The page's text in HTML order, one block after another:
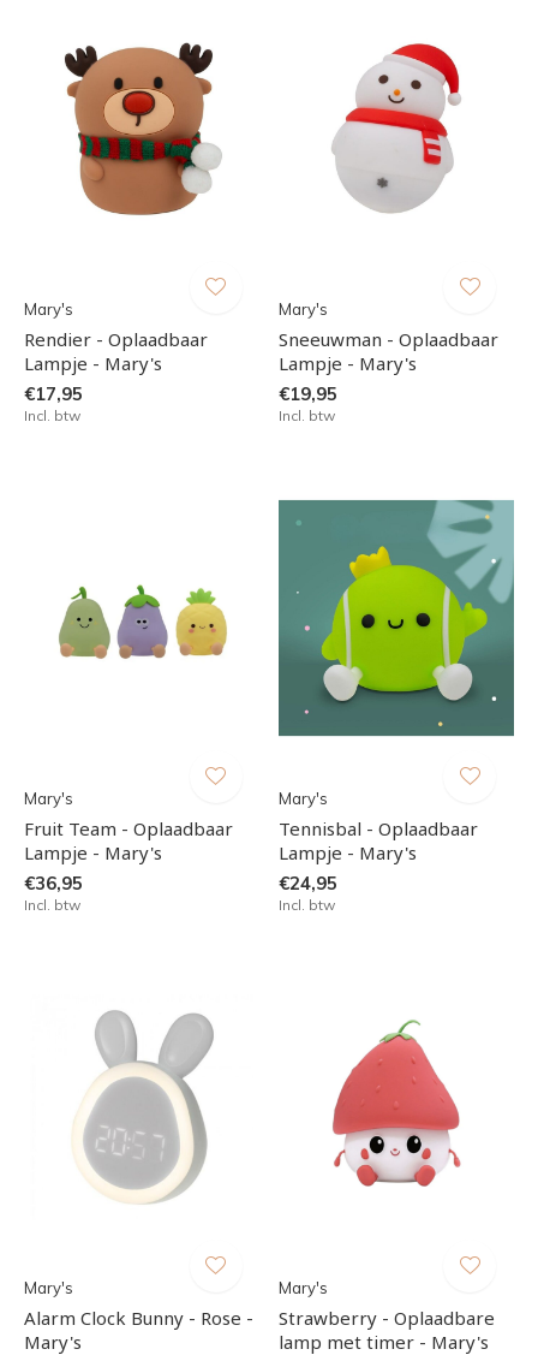
Mary's
Rendier - Oplaadbaar
Lampje - Mary's
€17,95
Incl. btw
Mary's
Sneeuwman - Oplaadbaar
Lampje - Mary's
€19,95
Incl. btw
Mary's
Fruit Team - Oplaadbaar
Lampje - Mary's
€36,95
Incl. btw
Mary's
Tennisbal - Oplaadbaar
Lampje - Mary's
€24,95
Incl. btw
Mary's
Alarm Clock Bunny - Rose -
Mary's
Mary's
Strawberry - Oplaadbare
lamp met timer - Mary's